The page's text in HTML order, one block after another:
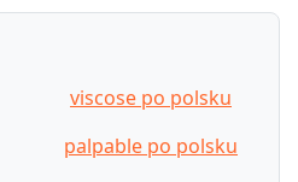
viscose po polsku
palpable po polsku